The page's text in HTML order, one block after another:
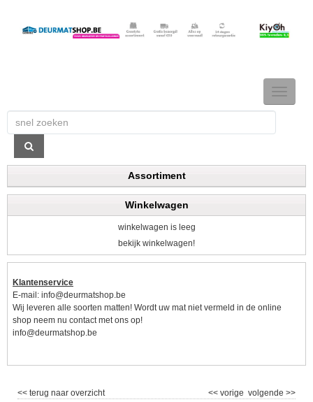
TOGGLE
Assortiment
Winkelwagen
winkelwagen is leeg
bekijk winkelwagen!
Klantenservice
E-mail: info@deurmatshop.be
Wij leveren alle soorten matten! Wordt uw mat niet vermeld in de online
shop neem nu contact met ons op!
info@deurmatshop.be
<< terug naar overzicht volgende >>
<< vorige